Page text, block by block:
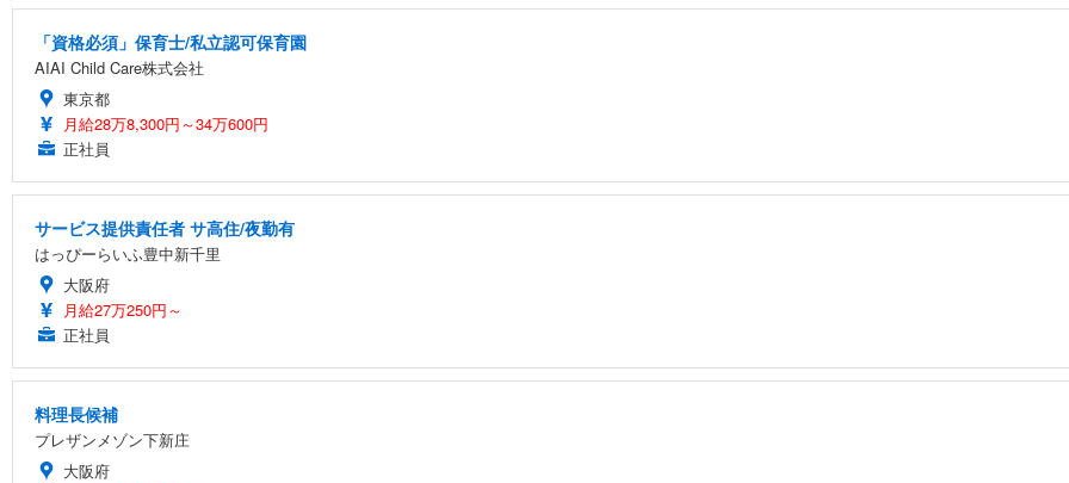
￥27,999
ション PCチェア 通気性メッシュ ゲーミング/勉強/事務用 おしゃれ パソコンチェア (ブラック)
Sezlife オフィスチェア デスクチェア 疲れない テレワーク チェア 強化バックレスト 30度ロッキング機能 人間工学 椅子 腰サポート
￥7,680
￥4,139
￥109,572
【純正品】27"ゲーミングモニター DualSense 充電フック付き（CFI-ZDM1J）
【整備済み品】Dell E2724HS 27インチ 液晶モニター フルHD（1920×1080）VA 非光沢 HDMI/DisplayPort/VGA スピーカー内蔵 高
￥34,980
￥3,234
ネオ・ルーライフ ネオ・オムツ L 中型犬用 26枚入り 単品
Smart Basic(スマートベーシック) 【Amazon.co.jp限定】 Smart Basic アイリスオーヤマ ペットシーツ 超厚型 お徳用 ワイド 100枚
￥3,731
「資格必須」保育士/私立認可保育園
AIAI Child Care株式会社
東京都
月給28万8,300円～34万600円
正社員
サービス提供責任者 サ高住/夜勤有
はっぴーらいふ豊中新千里
大阪府
月給27万250円～
正社員
料理長候補
プレザンメゾン下新庄
大阪府